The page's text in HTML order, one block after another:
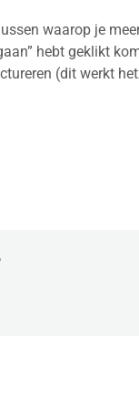
waarop je
hebt geklikt
(dit werkt